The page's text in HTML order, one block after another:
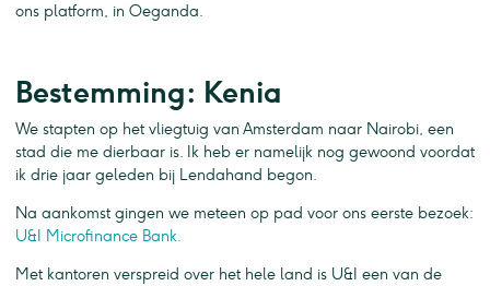
ons platform, in Oeganda.
Bestemming: Kenia
We stapten op het vliegtuig van Amsterdam naar Nairobi, een
stad die me dierbaar is. Ik heb er namelijk nog gewoond voordat
ik drie jaar geleden bij Lendahand begon.
Na aankomst gingen we meteen op pad voor ons eerste bezoek:
U&I Microfinance Bank.
Met kantoren verspreid over het hele land is U&I een van de